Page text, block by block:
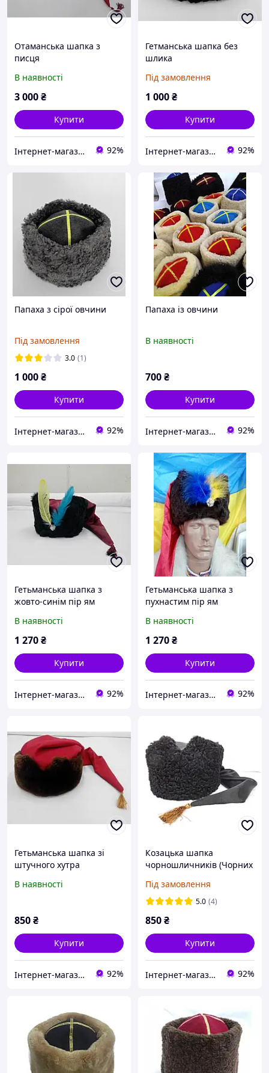
Отаманська шапка з
писця
В наявності
3 000₴
Купити
Інтернет-магазин ГЕТЬМАН 92%
Гетманська шапка без
шлика
Під замовлення
1 000₴
Купити
Інтернет-магазин ГЕТЬМАН 92%
Папаха з сірої овчини
Під замовлення
3.0 (1)
1 000₴
Купити
Інтернет-магазин ГЕТЬМАН 92%
Папаха із овчини
В наявності
700₴
Купити
Інтернет-магазин ГЕТЬМАН 92%
Гетьманська шапка з
жовто-синім пір ям
В наявності
1 270₴
Купити
Інтернет-магазин ГЕТЬМАН 92%
Гетьманська шапка з
пухнастим пір ям
В наявності
1 270₴
Купити
Інтернет-магазин ГЕТЬМАН 92%
Гетьманська шапка зі
штучного хутра
В наявності
850₴
Купити
Інтернет-магазин ГЕТЬМАН 92%
Козацька шапка
чорношличників (Чорних
Під замовлення
5.0 (4)
850₴
Купити
Інтернет-магазин ГЕТЬМАН 92%